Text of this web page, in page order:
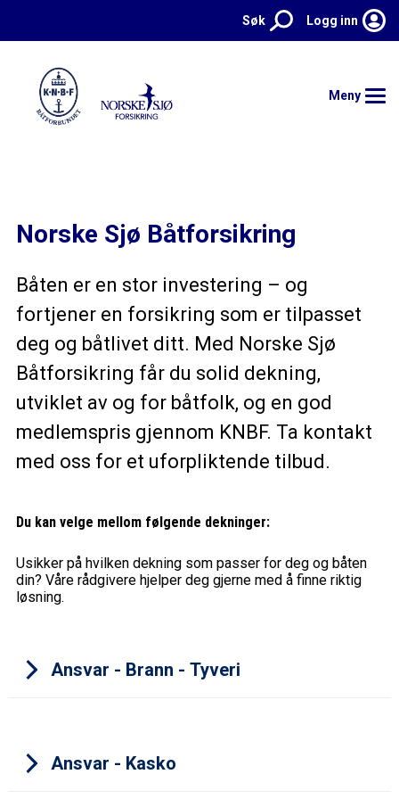
Søk Logg inn
Meny
Forsikringer
Kontakt
Meld skade
Aktuelt
Norske Sjø Båtforsikring
Båten er en stor investering – og
fortjener en forsikring som er tilpasset
deg og båtlivet ditt. Med Norske Sjø
Båtforsikring får du solid dekning,
utviklet av og for båtfolk, og en god
medlemspris gjennom KNBF. Ta kontakt
med oss for et uforpliktende tilbud.
Du kan velge mellom følgende dekninger:
Usikker på hvilken dekning som passer for deg og båten
din? Våre rådgivere hjelper deg gjerne med å finne riktig
løsning.
Ansvar - Brann - Tyveri
Ansvar - Kasko